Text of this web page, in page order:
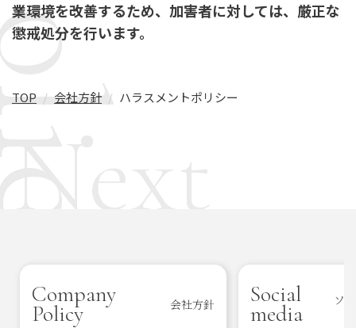
業環境を改善するため、加害者に対しては、厳正な
懲戒処分を行います。
TOP 会社方針 ハラスメントポリシー
Company
Policy 会社方針 Social
media
ソ